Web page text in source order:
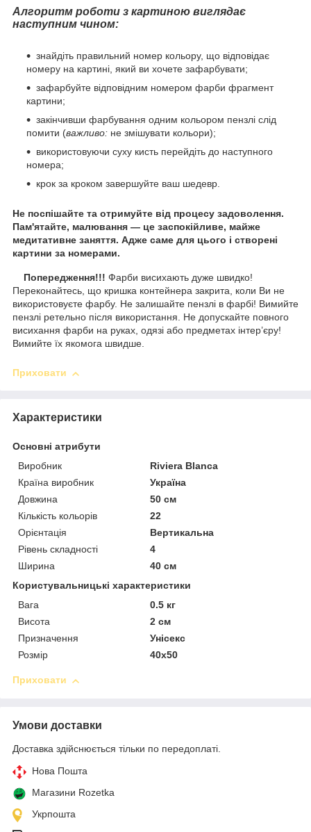
Алгоритм роботи з картиною виглядає
наступним чином:
знайдіть правильний номер кольору, що відповідає
номеру на картині, який ви хочете зафарбувати;
зафарбуйте відповідним номером фарби фрагмент
картини;
закінчивши фарбування одним кольором пензлі слід
помити (важливо: не змішувати кольори);
використовуючи суху кисть перейдіть до наступного
номера;
крок за кроком завершуйте ваш шедевр.
Не поспішайте та отримуйте від процесу задоволення.
Пам'ятайте, малювання — це заспокійливе, майже
медитативне заняття. Адже саме для цього і створені
картини за номерами.
Попередження!!! Фарби висихають дуже швидко!
Переконайтесь, що кришка контейнера закрита, коли Ви не
використовуєте фарбу. Не залишайте пензлі в фарбі! Вимийте
пензлі ретельно після використання. Не допускайте повного
висихання фарби на руках, одязі або предметах інтер’єру!
Вимийте їх якомога швидше.
Приховати
Характеристики
Основні атрибути
Виробник
Riviera Blanca
Країна виробник
Україна
Довжина
50 см
Кількість кольорів
22
Орієнтація
Вертикальна
Рівень складності
4
Ширина
40 см
Користувальницькі характеристики
Вага
0.5 кг
Висота
2 см
Призначення
Унісекс
Розмір
40х50
Приховати
Умови доставки
Доставка здійснюється тільки по передоплаті.
Нова Пошта
Магазини Rozetka
Укрпошта